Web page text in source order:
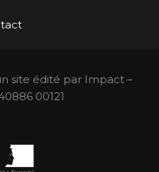
site édité par Impact –
00121